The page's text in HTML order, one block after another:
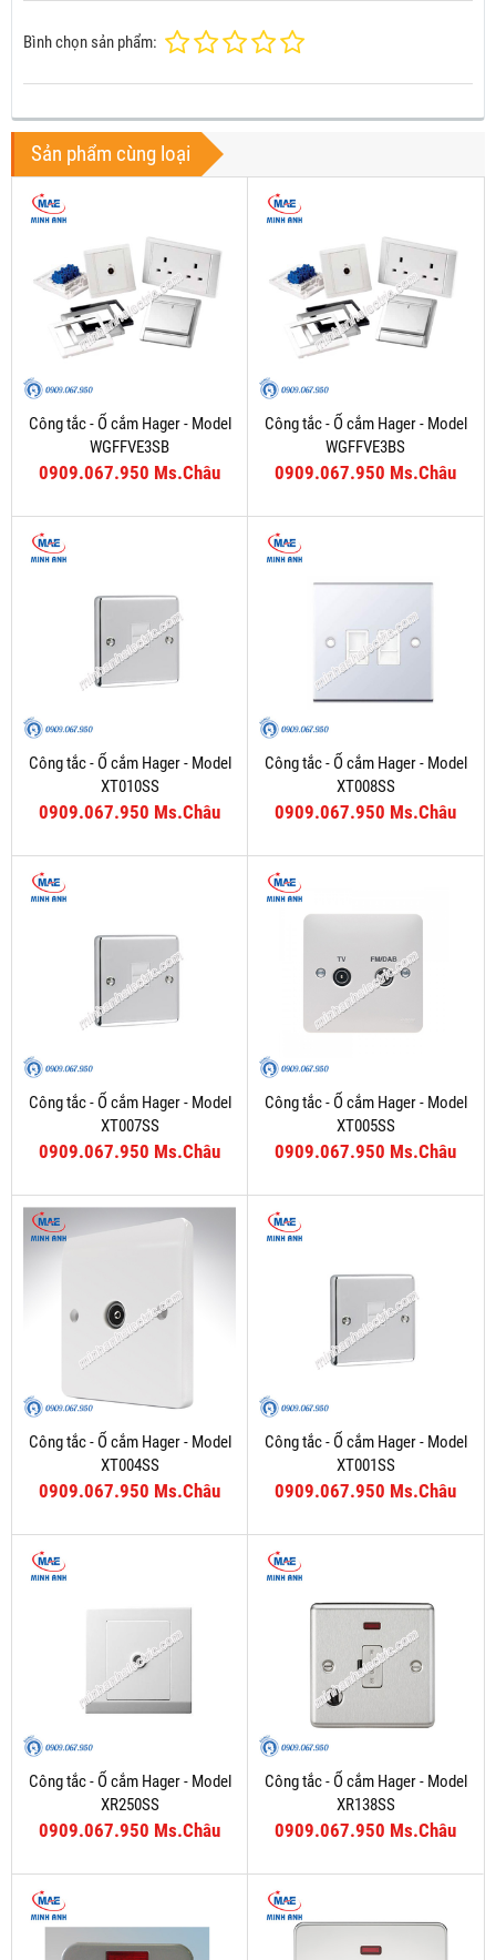
Bình chọn sản phẩm:
Sản phẩm cùng loại
Công tắc - Ổ cắm Hager - Model
WGFFVE3SB
0909.067.950 Ms.Châu
Công tắc - Ổ cắm Hager - Model
WGFFVE3BS
0909.067.950 Ms.Châu
Công tắc - Ổ cắm Hager - Model
XT010SS
0909.067.950 Ms.Châu
Công tắc - Ổ cắm Hager - Model
XT008SS
0909.067.950 Ms.Châu
Công tắc - Ổ cắm Hager - Model
XT007SS
0909.067.950 Ms.Châu
Công tắc - Ổ cắm Hager - Model
XT005SS
0909.067.950 Ms.Châu
Công tắc - Ổ cắm Hager - Model
XT004SS
0909.067.950 Ms.Châu
Công tắc - Ổ cắm Hager - Model
XT001SS
0909.067.950 Ms.Châu
Công tắc - Ổ cắm Hager - Model
XR250SS
0909.067.950 Ms.Châu
Công tắc - Ổ cắm Hager - Model
XR138SS
0909.067.950 Ms.Châu